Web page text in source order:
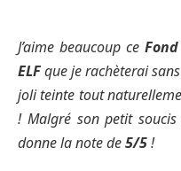
J’aime beaucoupce
ELFque je rachèterai
joli teinte tout
! Malgré son petit
donne la note de5/5!